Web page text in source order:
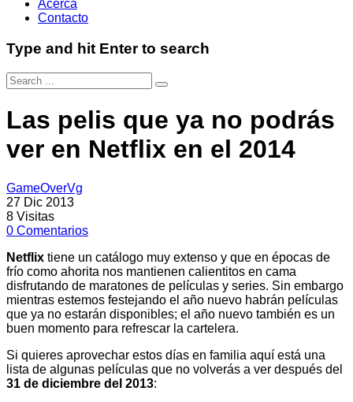
Acerca
Contacto
Type and hit Enter to search
Las pelis que ya no podrás
ver en Netflix en el 2014
GameOverVg
27 Dic 2013
8 Visitas
0 Comentarios
Netflix tiene un catálogo muy extenso y que en épocas de
frío como ahorita nos mantienen calientitos en cama
disfrutando de maratones de películas y series. Sin embargo
mientras estemos festejando el año nuevo habrán películas
que ya no estarán disponibles; el año nuevo también es un
buen momento para refrescar la cartelera.
Si quieres aprovechar estos días en familia aquí está una
lista de algunas películas que no volverás a ver después del
31 de diciembre del 2013: